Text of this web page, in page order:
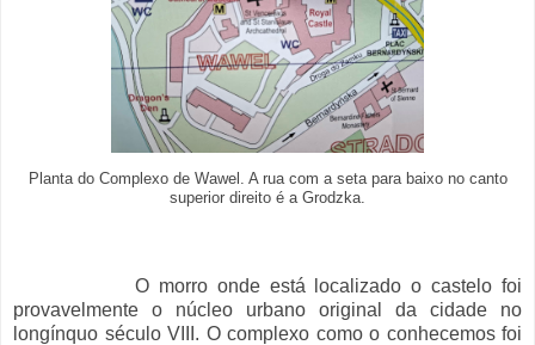
Planta do Complexo de Wawel. A rua com a seta para baixo no canto
superior direito é a Grodzka.
O morro onde está localizado o castelo foi
provavelmente o núcleo urbano original da cidade no
longínquo século VIII. O complexo como o conhecemos foi